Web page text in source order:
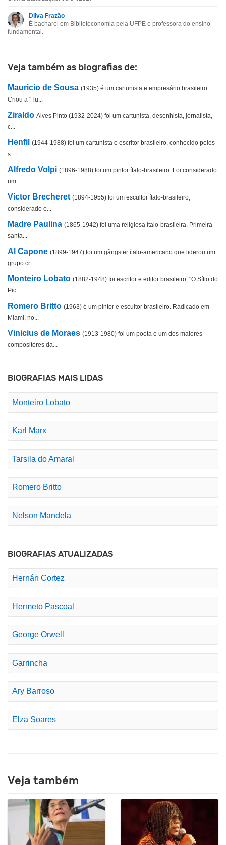
Esta biografia não tem a informação que procuro
Dilva Frazão
É bacharel em Biblioteconomia pela UFPE e professora do ensino
fundamental.
Veja também as biografias de:
Mauricio de Sousa (1935) é um cartunista e empresário brasileiro.
Criou a "Tu...
Ziraldo Alves Pinto (1932-2024) foi um cartunista, desenhista, jornalista,
c...
Henfil (1944-1988) foi um cartunista e escritor brasileiro, conhecido pelos
s...
Alfredo Volpi (1896-1988) foi um pintor ítalo-brasileiro. Foi considerado
um...
Victor Brecheret (1894-1955) foi um escultor ítalo-brasileiro,
considerado o...
Madre Paulina (1865-1942) foi uma religiosa ítalo-brasileira. Primeira
santa...
Al Capone (1899-1947) foi um gângster ítalo-americano que liderou um
grupo cr...
Monteiro Lobato (1882-1948) foi escritor e editor brasileiro. "O Sítio do
Pic...
Romero Britto (1963) é um pintor e escultor brasileiro. Radicado em
Miami, no...
Vinicius de Moraes (1913-1980) foi um poeta e um dos maiores
compositores da...
BIOGRAFIAS MAIS LIDAS
Monteiro Lobato
Karl Marx
Tarsila do Amaral
Romero Britto
Nelson Mandela
BIOGRAFIAS ATUALIZADAS
Hernán Cortez
Hermeto Pascoal
George Orwell
Garrincha
Ary Barroso
Elza Soares
Veja também